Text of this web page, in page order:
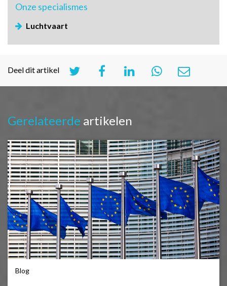
Onze specialismes
Luchtvaart
Deel dit artikel
Gerelateerde artikelen
Blog